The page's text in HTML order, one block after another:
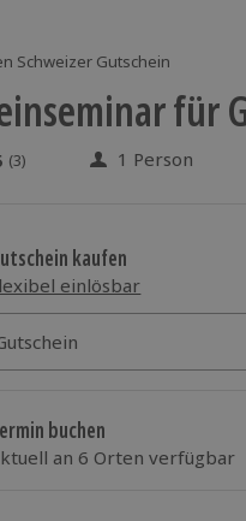
Schweizer Gutschein
für
von 5 aus 3 Bewertungen
(3) 1 Person
kaufen
einlösbar
buchen
an 6 Orten verfügbar